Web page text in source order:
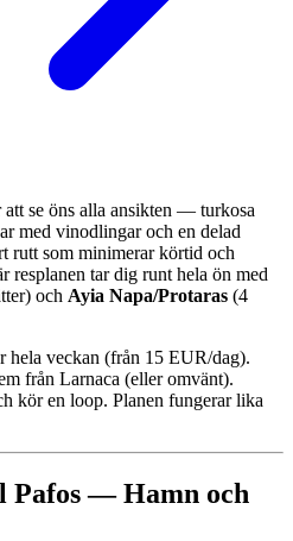
se öns alla ansikten — turkosa
med vinodlingar och en delad
rutt som minimerar körtid och
resplanen tar dig runt hela ön med
och Ayia Napa/Protaras (4
hela veckan (från 15 EUR/dag).
från Larnaca (eller omvänt).
kör en loop. Planen fungerar lika
Pafos — Hamn och